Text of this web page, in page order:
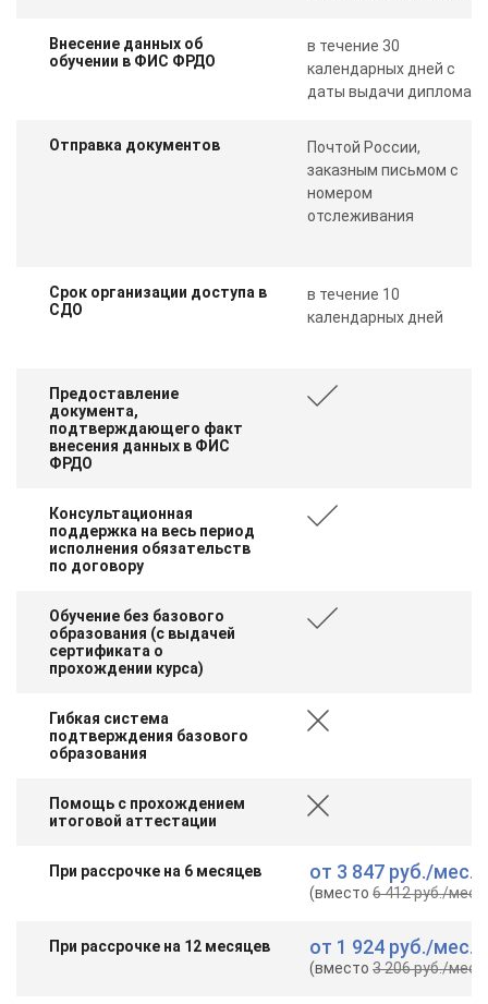
Внесение данных об
обучении в ФИС ФРДО
в течение 30
календарных дней с
даты выдачи диплома
Отправка документов
Почтой России,
заказным письмом с
номером
отслеживания
Срок организации доступа в
СДО
в течение 10
календарных дней
Предоставление
документа,
подтверждающего факт
внесения данных в ФИС
ФРДО
Консультационная
поддержка на весь период
исполнения обязательств
по договору
Обучение без базового
образования (с выдачей
сертификата о
прохождении курса)
Гибкая система
подтверждения базового
образования
Помощь с прохождением
итоговой аттестации
При рассрочке на 6 месяцев от 3 847 руб./мес.
(вместо6 412 руб./мес.
При рассрочке на 12 месяцев от 1 924 руб./мес.
(вместо3 206 руб./мес.